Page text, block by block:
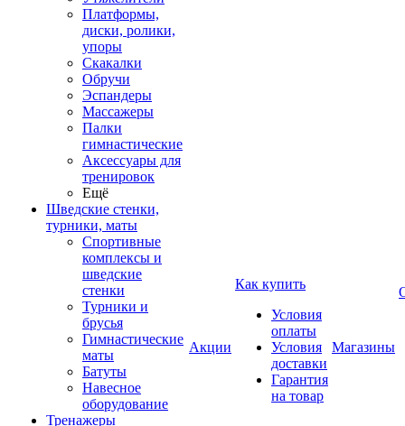
Платформы,
диски, ролики,
упоры
Скакалки
Обручи
Эспандеры
Массажеры
Палки
гимнастические
Аксессуары для
тренировок
Ещё
Шведские стенки,
турники, маты
Спортивные
комплексы и
шведские
стенки
Турники и
брусья
Гимнастические
маты
Батуты
Навесное
оборудование
Тренажеры
Акции
Как купить
Условия
оплаты
Условия
доставки
Гарантия
на товар
Магазины